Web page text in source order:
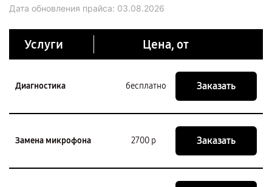
Дата обновления прайса: 03.08.2026
Услуги Цена, от
Диагностика бесплатно Заказать
Замена микрофона 2700 р Заказать